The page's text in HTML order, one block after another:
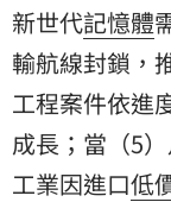
新世代記憶體
輸航線封鎖，
工程案件依進
成長；當（5
工業因進口低